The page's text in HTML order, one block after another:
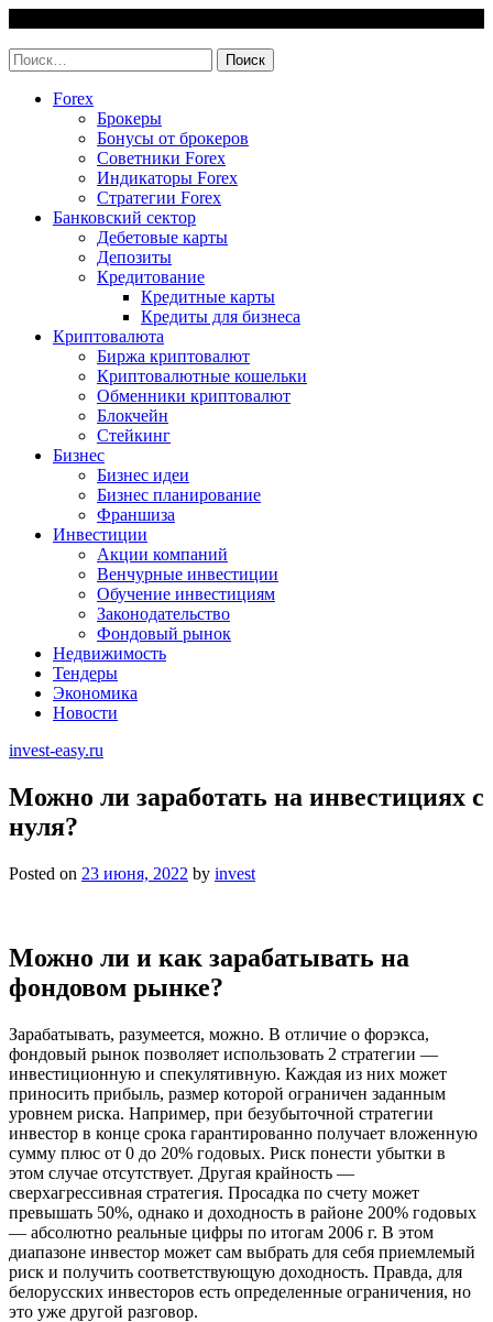
content
Найти:
Forex
Брокеры
Бонусы от брокеров
Советники Forex
Индикаторы Forex
Стратегии Forex
Банковский сектор
Дебетовые карты
Депозиты
Кредитование
Кредитные карты
Кредиты для бизнеса
Криптовалюта
Биржа криптовалют
Криптовалютные кошельки
Обменники криптовалют
Блокчейн
Стейкинг
Бизнес
Бизнес идеи
Бизнес планирование
Франшиза
Инвестиции
Акции компаний
Венчурные инвестиции
Обучение инвестициям
Законодательство
Фондовый рынок
Недвижимость
Тендеры
Экономика
Новости
invest-easy.ru
Можно ли заработать на инвестициях с
нуля?
Posted on 23 июня, 2022 by invest
Можно ли и как зарабатывать на
фондовом рынке?
Зарабатывать, разумеется, можно. В отличие о форэкса,
фондовый рынок позволяет использовать 2 стратегии —
инвестиционную и спекулятивную. Каждая из них может
приносить прибыль, размер которой ограничен заданным
уровнем риска. Например, при безубыточной стратегии
инвестор в конце срока гарантированно получает вложенную
сумму плюс от 0 до 20% годовых. Риск понести убытки в
этом случае отсутствует. Другая крайность —
сверхагрессивная стратегия. Просадка по счету может
превышать 50%, однако и доходность в районе 200% годовых
— абсолютно реальные цифры по итогам 2006 г. В этом
диапазоне инвестор может сам выбрать для себя приемлемый
риск и получить соответствующую доходность. Правда, для
белорусских инвесторов есть определенные ограничения, но
это уже другой разговор.